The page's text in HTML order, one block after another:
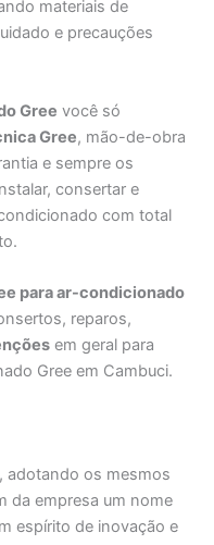
materiais de
e precauções
Gree você só
Gree, mão-de-obra
e sempre os
consertar e
com total
para ar-condicionado
reparos,
em geral para
Gree em Cambuci.
adotando os mesmos
da empresa um nome
espírito de inovação e